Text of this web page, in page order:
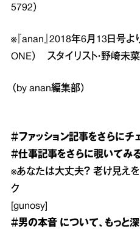
5792）
※『anan』2018年6月13日号よ
ONE） スタイリスト・野崎未
（by anan編集部）
＃ファッション記事をさらにチェ
＃仕事記事をさらに覗いてみる
※あなたは大丈夫？ 老け見え
ク
[gunosy]
＃男の本音 について、もっと深